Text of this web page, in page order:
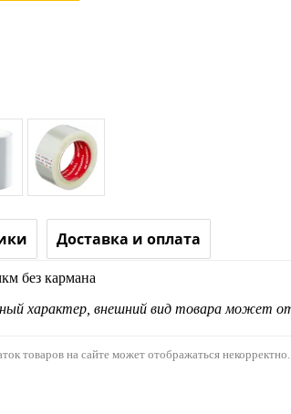
Доставка и оплата
без кармана
характер, внешний вид товара может
товаров на сайте может отображаться